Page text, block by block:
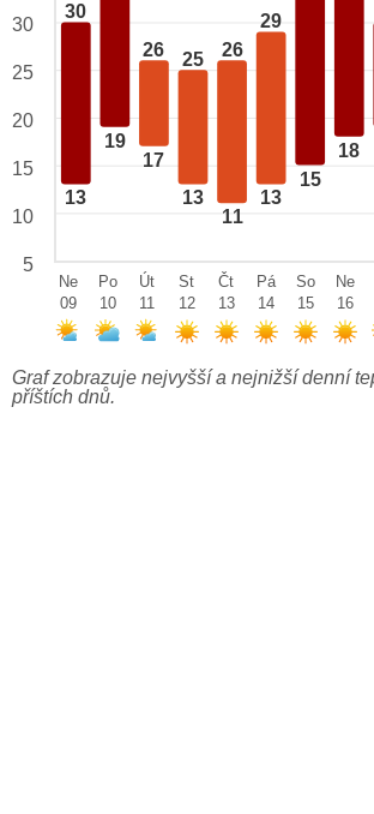
30
13
19
26
17
25
13
26
11
29
13
15
18
30
25
20
15
10
5
Ne
09
Po
10
Út
11
St
12
Čt
13
Pá
14
So
15
Ne
16
Graf zobrazuje nejvyšší a nejnižší denní
příštích dnů.